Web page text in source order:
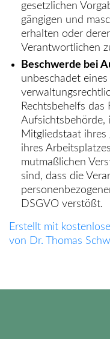
gesetzlichen
gängigen und
erhalten oder
Verantwortlichen
Beschwerde bei
unbeschadet
Rechtsbehelfs das
Aufsichtsbehörde,
Mitgliedstaat
ihres
mutmaßlichen
sind, dass die
DSGVO verstößt.
Erstellt mit
von Dr. Thomas